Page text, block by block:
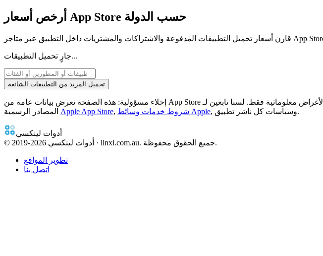
أرخص أسعار App Store حسب الدولة
جارٍ تحميل التطبيقات...
تحميل المزيد من التطبيقات الشائعة
إخلاء مسؤولية: هذه الصفحة تعرض بيانات عامة من App Store لأغراض معلوماتية فقط.
المصادر الرسمية Apple App Store, شروط خدمات وسائط Apple, وسياسات كل ناشر تطبيق.
أدوات لينكسي
© 2019-2026 أدوات لينكسي · linxi.com.au. جميع الحقوق محفوظة.
تطوير المواقع
اتصل بنا